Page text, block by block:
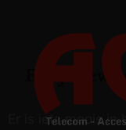
Er zijn
Er is iets moois